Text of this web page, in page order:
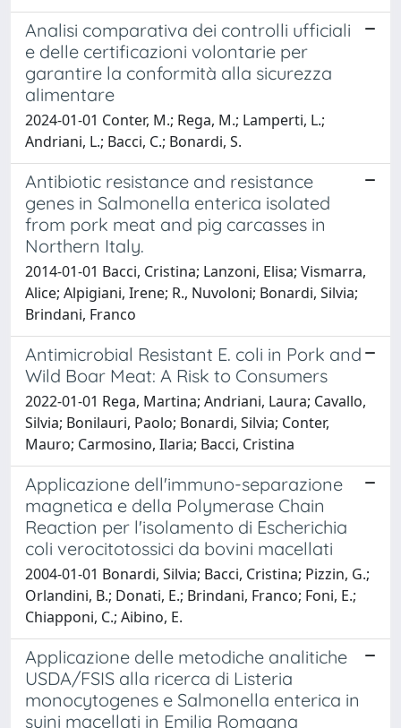
Analisi comparativa dei controlli ufficiali
e delle certificazioni volontarie per
garantire la conformità alla sicurezza
alimentare
2024-01-01 Conter, M.; Rega, M.; Lamperti, L.;
Andriani, L.; Bacci, C.; Bonardi, S.
Antibiotic resistance and resistance
genes in Salmonella enterica isolated
from pork meat and pig carcasses in
Northern Italy.
2014-01-01 Bacci, Cristina; Lanzoni, Elisa; Vismarra,
Alice; Alpigiani, Irene; R., Nuvoloni; Bonardi, Silvia;
Brindani, Franco
Antimicrobial Resistant E. coli in Pork and
Wild Boar Meat: A Risk to Consumers
2022-01-01 Rega, Martina; Andriani, Laura; Cavallo,
Silvia; Bonilauri, Paolo; Bonardi, Silvia; Conter,
Mauro; Carmosino, Ilaria; Bacci, Cristina
Applicazione dell'immuno-separazione
magnetica e della Polymerase Chain
Reaction per l'isolamento di Escherichia
coli verocitotossici da bovini macellati
2004-01-01 Bonardi, Silvia; Bacci, Cristina; Pizzin, G.;
Orlandini, B.; Donati, E.; Brindani, Franco; Foni, E.;
Chiapponi, C.; Aibino, E.
Applicazione delle metodiche analitiche
USDA/FSIS alla ricerca di Listeria
monocytogenes e Salmonella enterica in
suini macellati in Emilia Romagna